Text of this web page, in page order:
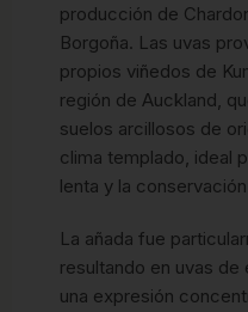
producción de
Borgoña. Las uvas
propios viñedos de
región de Auckland,
suelos arcillosos de
clima templado, ideal
lenta y la
La añada fue
resultando en uvas
una expresión